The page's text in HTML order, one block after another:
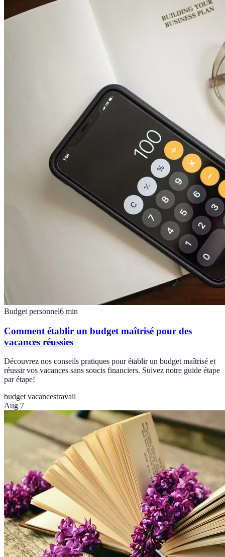
Budget personnel6 min
Comment établir un budget maîtrisé pour des
vacances réussies
Découvrez nos conseils pratiques pour établir un budget maîtrisé et
réussir vos vacances sans soucis financiers. Suivez notre guide étape
par étape!
budget vacancestravail
Aug 7